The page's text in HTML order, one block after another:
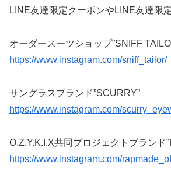
LINE友達限定クーポンやLINE友達限
オーダースーツショップ”SNIFF
https://www.instagram.com/sniff_tailor/
サングラスブランド”SCURRY”
https://www.instagram.com/
O.Z.Y.K.I.X共同プロジェクトブランド
https://www.instagram.com/